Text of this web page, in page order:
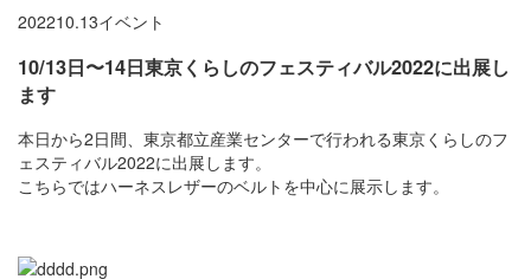
202210.13イベント
10/13日〜14日東京くらしのフェスティバル2022に出展し
ます
本日から2日間、東京都立産業センターで行われる東京くらしのフ
ェスティバル2022に出展します。
こちらではハーネスレザーのベルトを中心に展示します。